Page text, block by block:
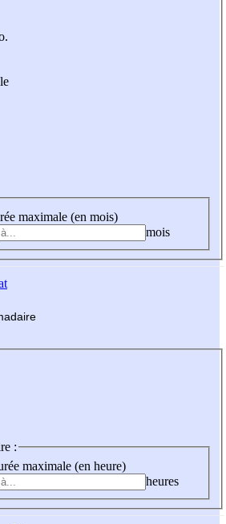
maximale (en mois)
mois
:
maximale (en heure)
heures